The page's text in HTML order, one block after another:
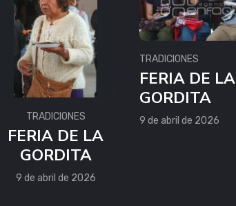
TRADICIONES
FERIA DE LA
GORDITA
9 de abril de 2026
TRADICIONES
FERIA DE LA
GORDITA
9 de abril de 2026